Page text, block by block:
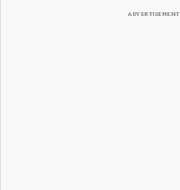
ADVERTISEMENT